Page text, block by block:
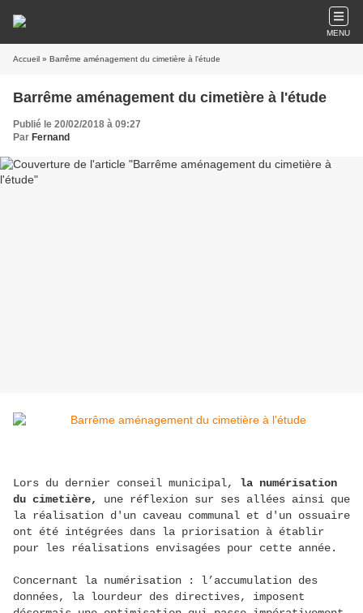
MENU
Accueil » Barrême aménagement du cimetière à l'étude
Barrême aménagement du cimetière à l'étude
Publié le 20/02/2018 à 09:27
Par Fernand
Lors du dernier conseil municipal,
la numérisation
du cimetière,
une réflexion sur ses allées ainsi que
la réalisation d'un caveau communal et d'un ossuaire
ont été intégrées dans la priorisation à établir
pour les réalisations envisagées pour cette année.
Concernant la numérisation : l’accumulation des
données, la lourdeur des directives, imposent